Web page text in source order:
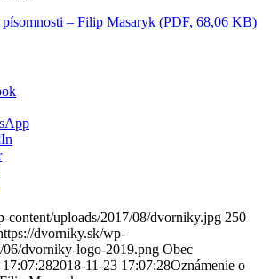
písomnosti – Filip Masaryk (PDF, 68,06 KB)
content/uploads/2017/08/dvorniky.jpg 250
dvorniky.sk/wp-
06/dvorniky-logo-2019.png Obec
2018-11-23 17:07:28Oznámenie o